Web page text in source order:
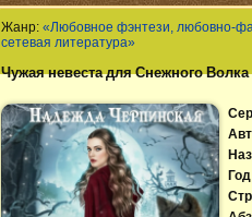
Жанр: «Любовное фэнтези, любовно-
сетевая литература»
Чужая невеста для Снежного Волка